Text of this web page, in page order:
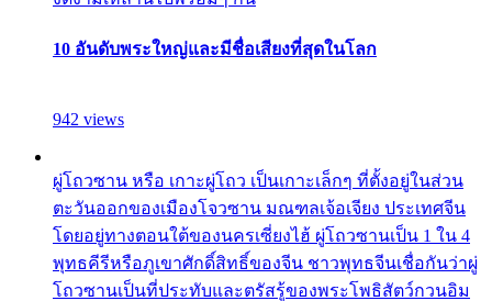
10 อันดับพระใหญ่และมีชื่อเสียงที่สุดในโลก
942 views
ผู่โถวซาน หรือ เกาะผู่โถว เป็นเกาะเล็กๆ ที่ตั้งอยู่ในส่วน
ตะวันออกของเมืองโจวซาน มณฑลเจ้อเจียง ประเทศจีน
โดยอยู่ทางตอนใต้ของนครเซี่ยงไฮ้ ผู่โถวซานเป็น 1 ใน 4
พุทธคีรีหรือภูเขาศักดิ์สิทธิ์ของจีน ชาวพุทธจีนเชื่อกันว่าผู่
โถวซานเป็นที่ประทับและตรัสรู้ของพระโพธิสัตว์กวนอิม